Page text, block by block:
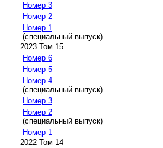
Номер 3
Номер 2
Номер 1
(специальный выпуск)
2023 Том 15
Номер 6
Номер 5
Номер 4
(специальный выпуск)
Номер 3
Номер 2
(специальный выпуск)
Номер 1
2022 Том 14